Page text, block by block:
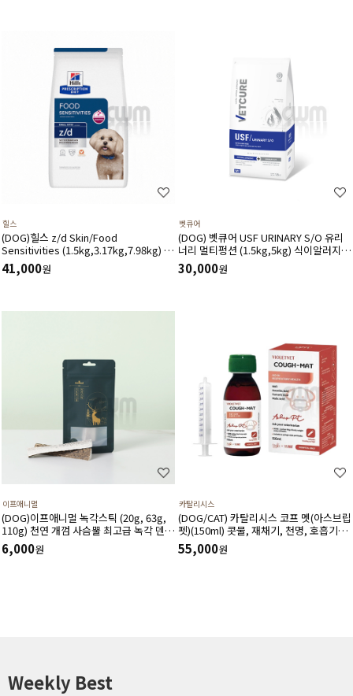
힐스
(DOG)힐스 z/d Skin/Food
Sensitivities (1.5kg,3.17kg,7.98kg) 식
이민감증 피부질환 위장관계-처방식,처방
사료
41,000원
벳큐어
(DOG) 벳큐어 USF URINARY S/O 유리
너리 멀티펑션 (1.5kg,5kg) 식이알러지
결석관리 가수분해 면역건강 피부관리 피
모관리에 도움
30,000원
이프애니멀
(DOG)이프애니멀 녹각스틱 (20g, 63g,
110g) 천연 개껌 사슴뿔 최고급 녹각 덴탈
껌 노니함유 덴탈 영양간식
6,000원
카탈리시스
(DOG/CAT) 카탈리시스 코프 멧(아스브립
펫)(150ml) 콧물, 재채기, 천명, 호흡기도
건조, 기침 등 호흡기도 및 거담작용에 도
움을 주고 호흡기 상태를 개선시키는 영양
55,000원
Weekly Best